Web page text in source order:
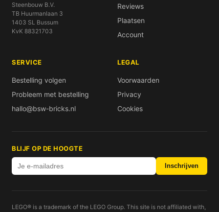
Steenbouw B.V.
TB Huurmanlaan 3
1403 SL Bussum
KvK 88321703
Reviews
Plaatsen
Account
SERVICE
Bestelling volgen
Probleem met bestelling
hallo@bsw-bricks.nl
LEGAL
Voorwaarden
Privacy
Cookies
BLIJF OP DE HOOGTE
Inschrijven
LEGO® is a trademark of the LEGO Group. This site is not affiliated with,